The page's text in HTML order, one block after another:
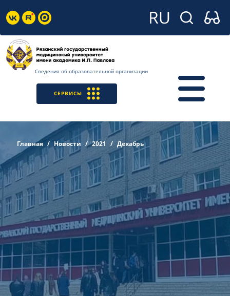
Сведения об образовательной организации
СЕРВИСЫ
Главная Новости 2021 Декабрь